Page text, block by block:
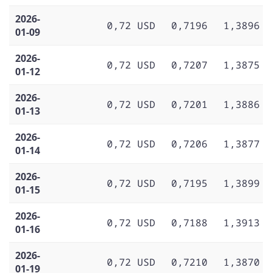
2026-
01-09
0,72 USD 0,7196 1,3896
2026-
01-12
0,72 USD 0,7207 1,3875
2026-
01-13
0,72 USD 0,7201 1,3886
2026-
01-14
0,72 USD 0,7206 1,3877
2026-
01-15
0,72 USD 0,7195 1,3899
2026-
01-16
0,72 USD 0,7188 1,3913
2026-
01-19
0,72 USD 0,7210 1,3870